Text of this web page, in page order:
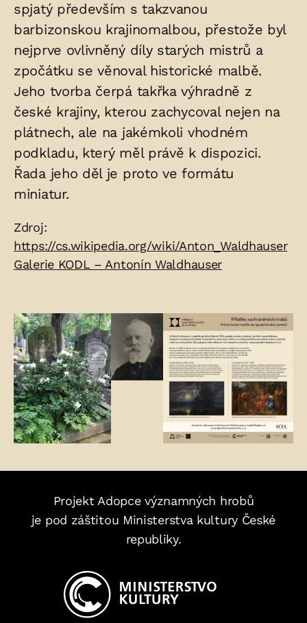
spjatý především s takzvanou
barbizonskou krajinomalbou, přestože byl
nejprve ovlivněný díly starých mistrů a
zpočátku se věnoval historické malbě.
Jeho tvorba čerpá takřka výhradně z
české krajiny, kterou zachycoval nejen na
plátnech, ale na jakémkoli vhodném
podkladu, který měl právě k dispozici.
Řada jeho děl je proto ve formátu
miniatur.
Zdroje:
Zdroj:
https://cs.wikipedia.org/wiki/Anton_Waldhauser
Galerie KODL – Antonín Waldhauser
Fotogalerie:
Projekt Adopce významných hrobů
je pod záštitou Ministerstva kultury České
republiky.